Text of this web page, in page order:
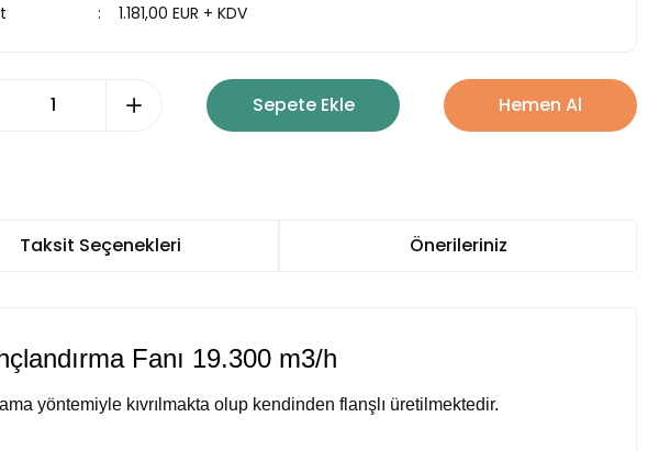
1.181,00 EUR + KDV
Sepete Ekle Hemen Al
Taksit Seçenekleri Önerileriniz
Fanı 19.300 m3/h
yöntemiyle kıvrılmakta olup kendinden flanşlı üretilmektedir.